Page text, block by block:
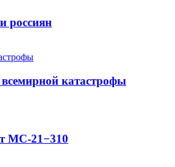
россиян
катастрофы
МС-21−310